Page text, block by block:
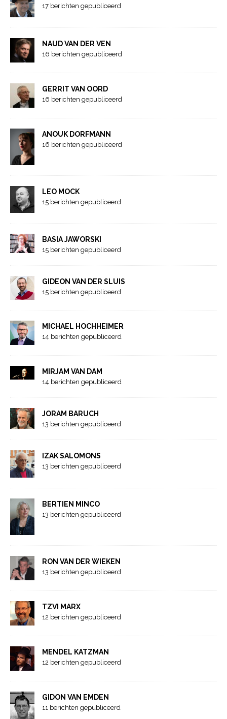
17 berichten gepubliceerd
NAUD VAN DER VEN
16 berichten gepubliceerd
GERRIT VAN OORD
16 berichten gepubliceerd
ANOUK DORFMANN
16 berichten gepubliceerd
LEO MOCK
15 berichten gepubliceerd
BASIA JAWORSKI
15 berichten gepubliceerd
GIDEON VAN DER SLUIS
15 berichten gepubliceerd
MICHAEL HOCHHEIMER
14 berichten gepubliceerd
MIRJAM VAN DAM
14 berichten gepubliceerd
JORAM BARUCH
13 berichten gepubliceerd
IZAK SALOMONS
13 berichten gepubliceerd
BERTIEN MINCO
13 berichten gepubliceerd
RON VAN DER WIEKEN
13 berichten gepubliceerd
TZVI MARX
12 berichten gepubliceerd
MENDEL KATZMAN
12 berichten gepubliceerd
GIDON VAN EMDEN
11 berichten gepubliceerd